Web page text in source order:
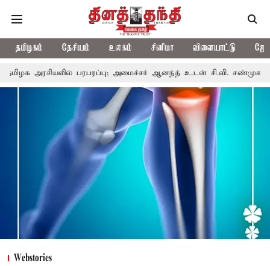
தமிழகம் தேசியம் உலகம் சினிமா விளையாட்டு
அமைச்சர் ஆனந்த் உடன் சி.வி. சண்முகம், வேலுமணி சந்திப்பு
Webstories